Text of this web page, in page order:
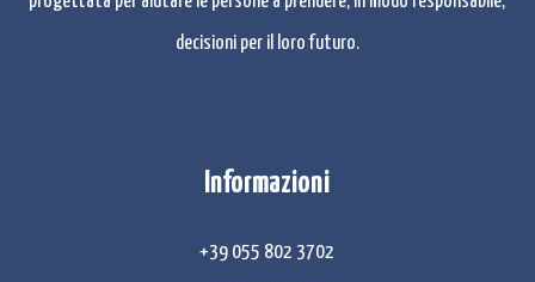
decisioni per il loro futuro.
Informazioni
+39 055 802 3702